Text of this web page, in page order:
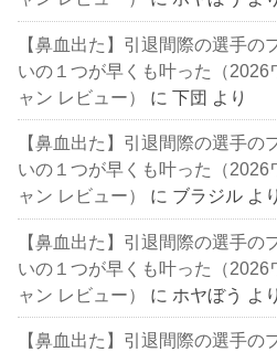
【鼻血出た】引退間際の選手
いの１つが早くも叶った（2026
ャン レビュー）
に下団 より
【鼻血出た】引退間際の選手
いの１つが早くも叶った（2026
ャン レビュー）
に ブラジル より
【鼻血出た】引退間際の選手
いの１つが早くも叶った（2026
ャン レビュー）
に ホヤぼう より
【鼻血出た】引退間際の選手